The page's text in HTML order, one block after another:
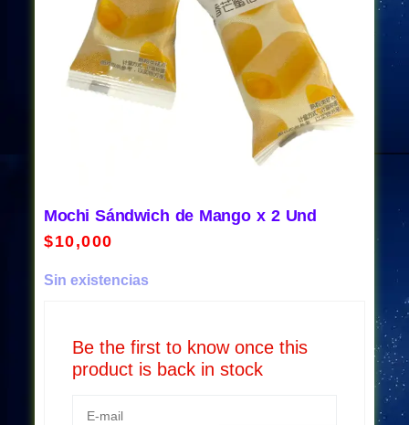
Mochi Sándwich de Mango x 2 Und
$10,000
Sin existencias
Be the first to know once this
product is back in stock